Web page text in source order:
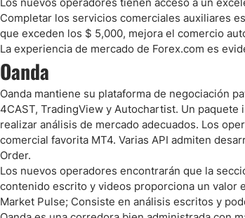
Completar los servicios comerciales auxiliares
que exceden los $ 5,000, mejora el comercio
La experiencia de mercado de Forex.com es
Oanda
Oanda mantiene su plataforma de negociación
4CAST, TradingView y Autochartist. Un
realizar análisis de mercado adecuados. Los
comercial favorita MT4. Varias API admiten
Order.
Los nuevos operadores encontrarán que la
contenido escrito y videos proporciona un valor
Market Pulse; Consiste en análisis escritos y